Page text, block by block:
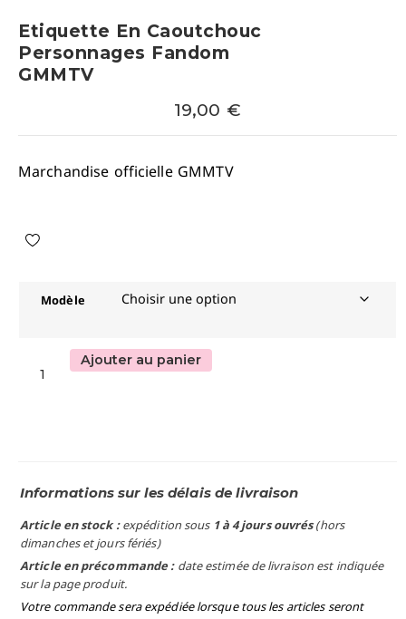
Etiquette En Caoutchouc
Personnages Fandom
GMMTV
19,00 €
Marchandise officielle GMMTV
Modèle
Ajouter au panier
Informations sur les délais de livraison
Article en stock :expédition sous 1 à 4 jours ouvrés(hors
dimanches et jours fériés)
Article en précommande : date estimée de livraison est indiquée
sur la page produit.
Votre commande sera expédiée lorsque tous les articles seront